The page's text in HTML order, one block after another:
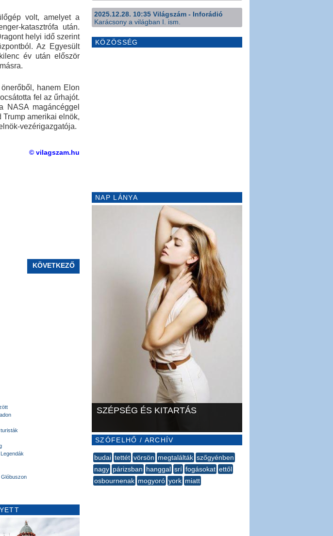
volt, amelyet a
katasztrófa után.
helyi idő szerint
Az Egyesült
év után először
hanem Elon
fel az űrhajót.
NASA magáncéggel
amerikai elnök,
vezérigazgatója.
© vilagszam.hu
KÖVETKEZŐ
Glóbuszon
2025.12.28. 10:35 Világszám - Inforádió
Karácsony a világban I. ism.
KÖZÖSSÉG
NAP LÁNYA
SZÉPSÉG ÉS KITARTÁS
SZÓFELHŐ / ARCHÍV
budai tettét vörsön megtalálták szőgyénben
nagy párizsban hanggal srí fogásokat ettől
osbournenak mogyoró york miatt